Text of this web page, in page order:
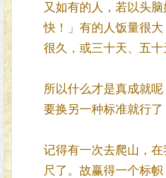
又如有的人，若以头
快！」有的人饭量很
很久，或三十天、五十
所以什么才是真成就
要换另一种标准就行
记得有一次去爬山，
尺了。故赢得一个标